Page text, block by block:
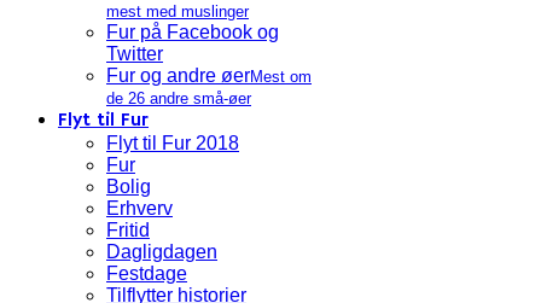
mest med muslinger
Fur på Facebook og
Twitter
Fur og andre øerMest om
de 26 andre små-øer
Flyt til Fur
Flyt til Fur 2018
Fur
Bolig
Erhverv
Fritid
Dagligdagen
Festdage
Tilflytter historier